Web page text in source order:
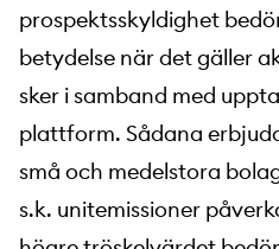
prospektsskyldighet
betydelse när det gäller
sker i samband med
plattform. Sådana
små och medelstora
s.k. unitemissioner